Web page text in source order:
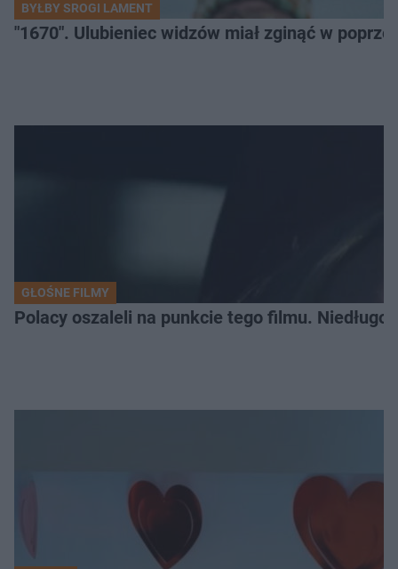
BYŁBY SROGI LAMENT
"1670". Ulubieniec widzów miał zginąć w
GŁOŚNE FILMY
Polacy oszaleli na punkcie tego filmu. Niedługo